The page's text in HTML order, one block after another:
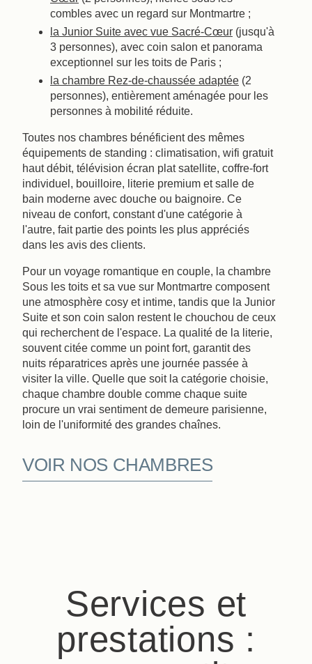
combles avec un regard sur Montmartre ;
la Junior Suite avec vue Sacré-Cœur (jusqu'à
3 personnes), avec coin salon et panorama
exceptionnel sur les toits de Paris ;
la chambre Rez-de-chaussée adaptée (2
personnes), entièrement aménagée pour les
personnes à mobilité réduite.
Toutes nos chambres bénéficient des mêmes
équipements de standing : climatisation, wifi gratuit
haut débit, télévision écran plat satellite, coffre-fort
individuel, bouilloire, literie premium et salle de
bain moderne avec douche ou baignoire. Ce
niveau de confort, constant d'une catégorie à
l'autre, fait partie des points les plus appréciés
dans les avis des clients.
Pour un voyage romantique en couple, la chambre
Sous les toits et sa vue sur Montmartre composent
une atmosphère cosy et intime, tandis que la Junior
Suite et son coin salon restent le chouchou de ceux
qui recherchent de l'espace. La qualité de la literie,
souvent citée comme un point fort, garantit des
nuits réparatrices après une journée passée à
visiter la ville. Quelle que soit la catégorie choisie,
chaque chambre double comme chaque suite
procure un vrai sentiment de demeure parisienne,
loin de l'uniformité des grandes chaînes.
VOIR NOS CHAMBRES
Services et
prestations :